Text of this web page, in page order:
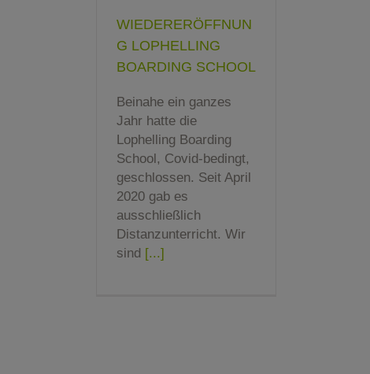
WIEDERERÖFFNUN
G LOPHELLING
BOARDING SCHOOL
Beinahe ein ganzes
Jahr hatte die
Lophelling Boarding
School, Covid-bedingt,
geschlossen. Seit April
2020 gab es
ausschließlich
Distanzunterricht. Wir
sind [...]